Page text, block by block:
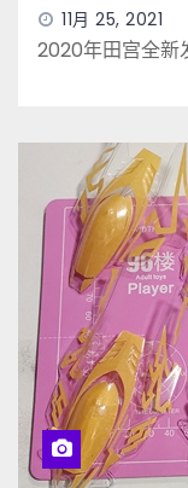
11月 25, 2021
2020年田宫全新